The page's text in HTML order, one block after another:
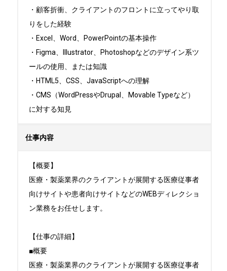
・顧客折衝、クライアントのフロントに立ってやり取
りをした経験
・Excel、Word、PowerPointの基本操作
・Figma、Illustrator、Photoshopなどのデザイン系ツ
ールの使用、または知識
・HTML5、CSS、JavaScriptへの理解
・CMS（WordPressやDrupal、Movable Typeなど）
に対する知見
仕事内容
【概要】
医療・製薬業界のクライアントが展開する医療従事者
向けサイトや患者向けサイトなどのWEBディレクショ
ン業務をお任せします。
【仕事の詳細】
■概要
医療・製薬業界のクライアントが展開する医療従事者